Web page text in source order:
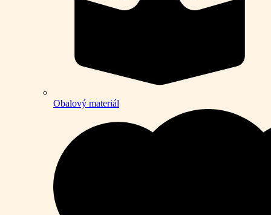
Obalový materiál